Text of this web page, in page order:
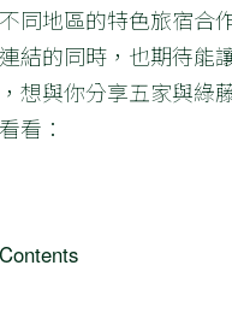
同地區的特色旅宿合
結的同時，也期待能
想與你分享五家與綠
看：